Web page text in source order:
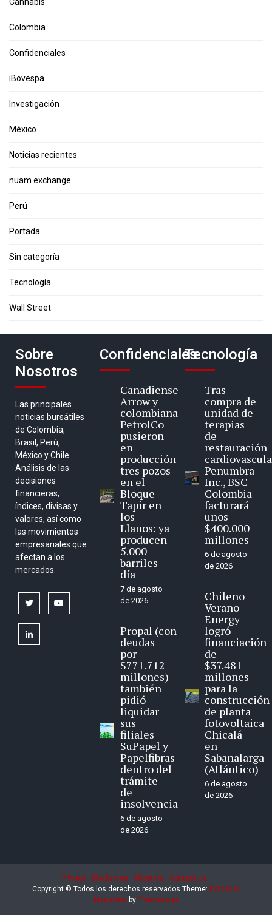
Cannabis
Colombia
Confidenciales
iBovespa
Investigación
México
Noticias recientes
nuam exchange
Perú
Portada
Sin categoría
Tecnología
Wall Street
Sobre
Nosotros
Las principales
noticias bursátiles
de Colombia,
Brasil, Perú,
México y Chile.
Análisis de las
decisiones
financieras,
índices, divisas y
valores, así como
las movimientos
empresariales que
afectan a los
mercados.
twitter
linkedin
Confidenciales
Canadiense
Arrow y
colombiana
PetrolCo
pusieron
en
producción
tres pozos
en el
Bloque
Tapir en
los
Llanos: ya
producen
5.000
barriles
día
7 de agosto
de 2026
Propal (con
deudas
por
$771.712
millones)
también
pidió
liquidar
sus
filiales
SuPapel y
Papelfibras
dentro del
trámite
de
insolvencia
6 de agosto
de 2026
Tecnología
Tras
compra de
unidad de
terapias
de
restauración
Penumbra
Inc., BSC
Colombia
facturará
unos
$400.000
millones
6 de agosto
de 2026
Chileno
Verano
Energy
logró
financiación
de
$37.481
millones
para la
construcción
de planta
fotovoltaica
Chicalá
en
Sabanalarga
(Atlántico)
6 de agosto
de 2026
Privacy Disclaimer About Us
Contact Us
Copyright © Todos los derechos reservados Theme: Eximious
Magazine by Themesaga